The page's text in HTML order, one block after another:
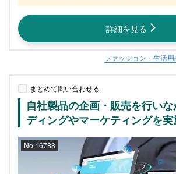
詳細を見る
ファッション・生活
まとめて問い合わせる
自社製品の企画・販売を行い
ディングやマーケティングを実
No.16788